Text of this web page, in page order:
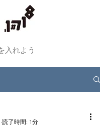
読了時間: 1分